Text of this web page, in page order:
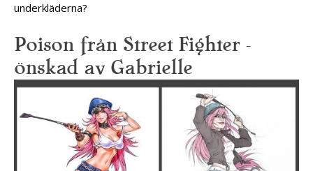
underkläderna?
Poison från Street Fighter –
önskad av Gabrielle